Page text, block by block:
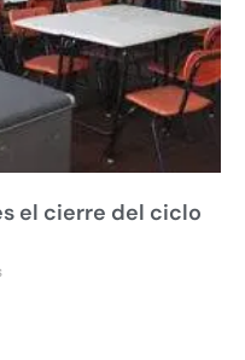
el cierre del ciclo